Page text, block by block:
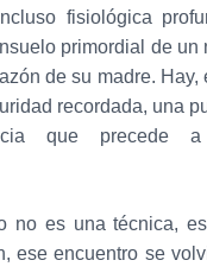
fisiológica
primordial de un
de su madre. Hay,
recordada, una
que precede
no es una técnica,
ese encuentro se